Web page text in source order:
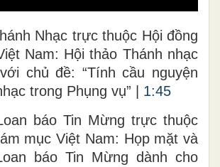
Nhạc trực thuộc Hội đồng
Nam: Hội thảo Thánh nhạc
chủ đề: “Tính cầu nguyện
trong Phụng vụ” | 1:45
báo Tin Mừng trực thuộc
mục Việt Nam: Họp mặt và
báo Tin Mừng dành cho